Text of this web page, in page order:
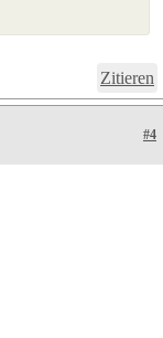
Zitieren
#4